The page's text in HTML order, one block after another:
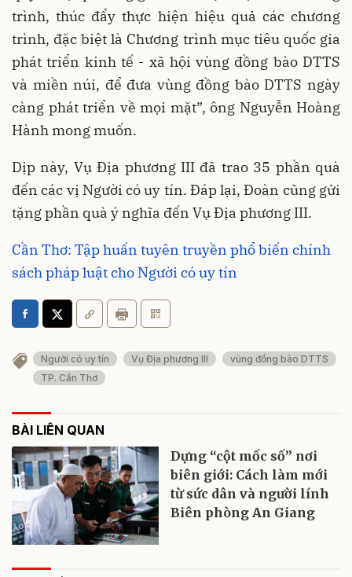
trình, thúc đẩy thực hiện hiệu quả các chương
trình, đặc biệt là Chương trình mục tiêu quốc gia
phát triển kinh tế - xã hội vùng đồng bào DTTS
và miền núi, để đưa vùng đồng bào DTTS ngày
càng phát triển về mọi mặt”, ông Nguyễn Hoàng
Hành mong muốn.
Dịp này, Vụ Địa phương III đã trao 35 phần quà
đến các vị Người có uy tín. Đáp lại, Đoàn cũng gửi
tặng phần quà ý nghĩa đến Vụ Địa phương III.
Cần Thơ: Tập huấn tuyên truyền phổ biến chính
sách pháp luật cho Người có uy tín
Người có uy tín Vụ Địa phương III
vùng đồng bào DTTS
TP. Cần Thơ
BÀI LIÊN QUAN
Dựng “cột mốc số” nơi
biên giới: Cách làm mới
từ sức dân và người lính
Biên phòng An Giang